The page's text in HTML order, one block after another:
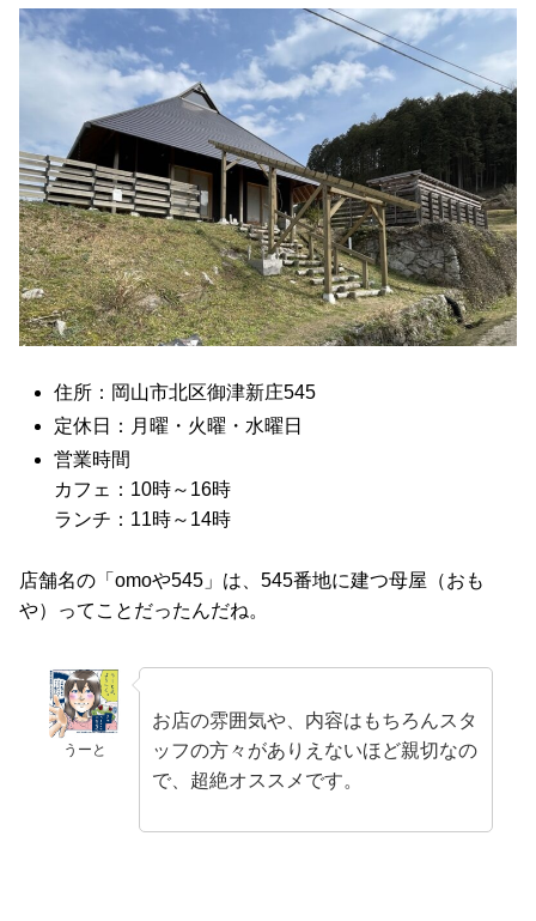
住所：岡山市北区御津新庄545
定休日：月曜・火曜・水曜日
営業時間
カフェ：10時～16時
ランチ：11時～14時
店舗名の「omoや545」は、545番地に建つ母屋（おも
や）ってことだったんだね。
うーと
お店の雰囲気や、内容はもちろんスタ
ッフの方々がありえないほど親切なの
で、超絶オススメです。